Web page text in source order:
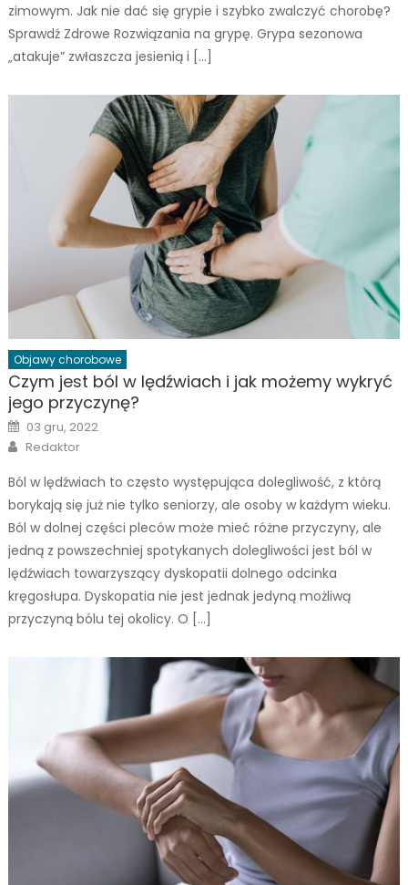
zimowym. Jak nie dać się grypie i szybko zwalczyć chorobę?
Sprawdź Zdrowe Rozwiązania na grypę. Grypa sezonowa
„atakuje” zwłaszcza jesienią i […]
Objawy chorobowe
Czym jest ból w lędźwiach i jak możemy wykryć
jego przyczynę?
Posted
on
03 gru, 2022
Author
Redaktor
Ból w lędźwiach to często występująca dolegliwość, z którą
borykają się już nie tylko seniorzy, ale osoby w każdym wieku.
Ból w dolnej części pleców może mieć różne przyczyny, ale
jedną z powszechniej spotykanych dolegliwości jest ból w
lędźwiach towarzyszący dyskopatii dolnego odcinka
kręgosłupa. Dyskopatia nie jest jednak jedyną możliwą
przyczyną bólu tej okolicy. O […]